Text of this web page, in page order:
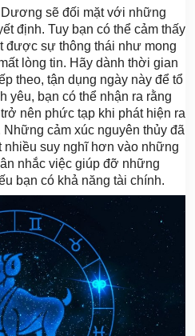
sẽ đối mặt với những
định. Tuy bạn có thể cảm thấy
được sự thông thái như mong
lòng tin. Hãy dành thời gian
theo, tận dụng ngày này để tổ
yêu, bạn có thể nhận ra rằng
nên phức tạp khi phát hiện ra
cảm xúc nguyên thủy đã
nhiều suy nghĩ hơn vào những
nhắc việc giúp đỡ những
bạn có khả năng tài chính.